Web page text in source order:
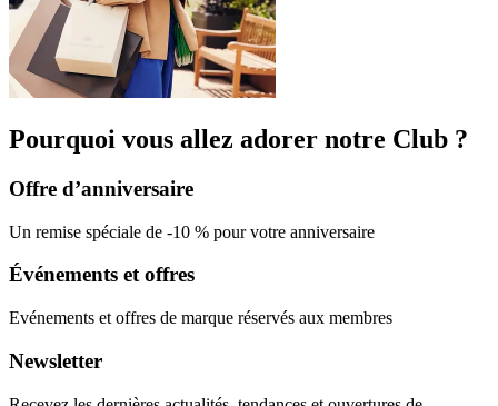
Pourquoi vous allez adorer notre Club ?
Offre d’anniversaire
Un remise spéciale de -10 % pour votre anniversaire
Événements et offres
Evénements et offres de marque réservés aux membres
Newsletter